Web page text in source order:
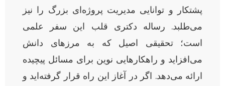
پشتکار و توانایی مدیریت پروژه‌ای بزرگ را نیز
می‌طلبد. رساله دکتری قلب این سفر علمی
است؛ تحقیقی اصیل که به مرزهای دانش
می‌افزاید و راهکارهایی نوین برای مسائل پیچیده
ارائه می‌دهد. اگر در آغاز این راه قرار گرفته‌اید و